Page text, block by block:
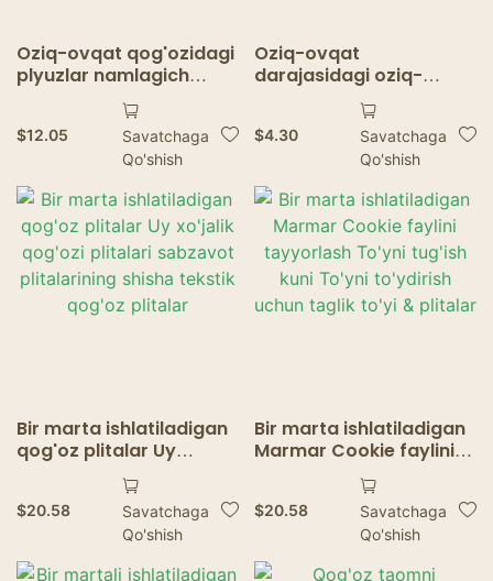
Oziq-ovqat qog'ozidagi
plyuzlar namlagich
qovurilgan konteynerlar
Frantsiya qovurish
qutilari Frantsiya
qovurish qutilari Oziq-
ovqat mahsulotlari
$12.05
Savatchaga
Qo'shish
Oziq-ovqat
darajasidagi oziq-
ovqat idishlari uchun
ishlatiladigan qog'oz
plastinka plitalari
plitalari idishlari
$4.30
Savatchaga
Qo'shish
Bir marta ishlatiladigan
qog'oz plitalar Uy
xo'jalik qog'ozi plitalari
sabzavot plitalarining
shisha tekstik qog'oz
$20.58
Savatchaga
Qo'shish
Bir marta ishlatiladigan
Marmar Cookie faylini
tayyorlash To'yni tug'ish
kuni To'yni to'ydirish
uchun taglik to'yi &
$20.58
Savatchaga
Qo'shish